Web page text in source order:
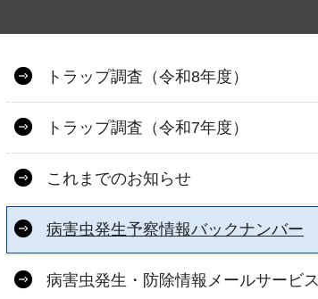
トラップ調査（令和8年度）
トラップ調査（令和7年度）
これまでのお知らせ
病害虫発生予察情報バックナンバー
病害虫発生・防除情報メールサービス